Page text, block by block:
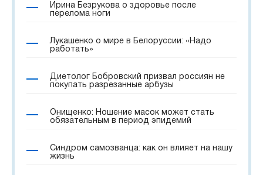
Ирина Безрукова о здоровье после
перелома ноги
Лукашенко о мире в Белоруссии: «Надо
работать»
Диетолог Бобровский призвал россиян не
покупать разрезанные арбузы
Онищенко: Ношение масок может стать
обязательным в период эпидемий
Синдром самозванца: как он влияет на нашу
жизнь